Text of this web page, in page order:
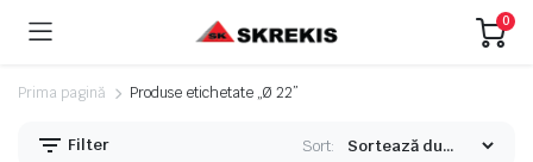
0
Prima pagină Produse etichetate „Ø 22”
Filter Sort: